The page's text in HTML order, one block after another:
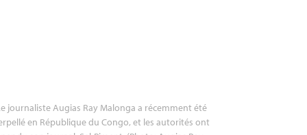
journaliste Augias Ray Malonga a récemment été
en République du Congo, et les autorités ont